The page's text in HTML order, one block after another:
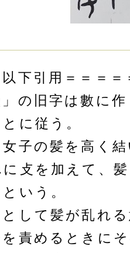
以下引用＝＝＝
」の旧字は數に
とに従う。
女子の髪を高く
に攴を加えて、
という。
として髪が乱れ
を責めるときに